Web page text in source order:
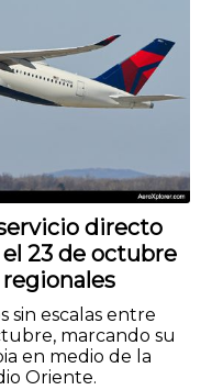
directo
23 de octubre
sin escalas entre
marcando su
en medio de la
Oriente.